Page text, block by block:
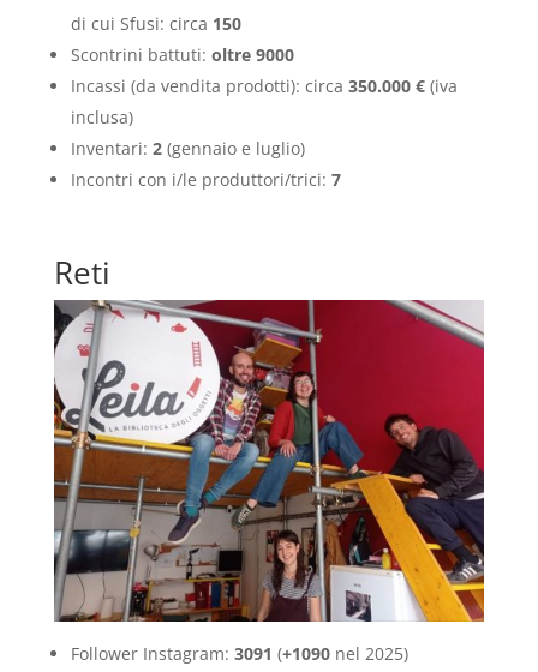
di cui Sfusi: circa 150
Scontrini battuti: oltre 9000
Incassi (da vendita prodotti): circa 350.000 €(iva
inclusa)
Inventari: 2(gennaio e luglio)
Incontri con i/le produttori/trici: 7
Reti
Follower Instagram: 3091 (+1090nel 2025)